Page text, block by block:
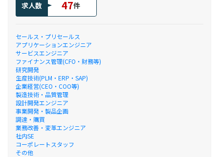
求人数 47件
セールス・プリセールス
アプリケーションエンジニア
サービスエンジニア
ファイナンス管理(CFO・財務等)
研究開発
生産技術(PLM・ERP・SAP)
企業経営(CEO・COO等)
製造技術・品質管理
設計開発エンジニア
事業開発・製品企画
調達・購買
業務改善・変革エンジニア
社内SE
コーポレートスタッフ
その他